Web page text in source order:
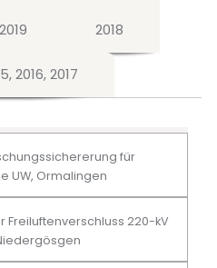
2019 2018
2016, 2017
für
UW, Ormalingen
Freiluftenverschluss 220-kV